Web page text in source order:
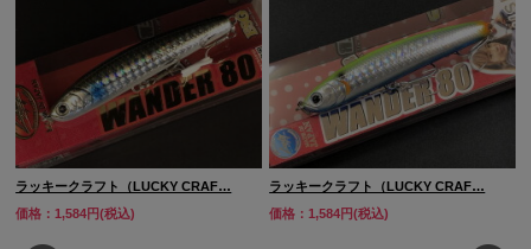
ラッキークラフト（LUCKY CRAF…
価格：1,584円(税込)
ラッキークラフト（LUCKY CRAF…
価格：1,584円(税込)